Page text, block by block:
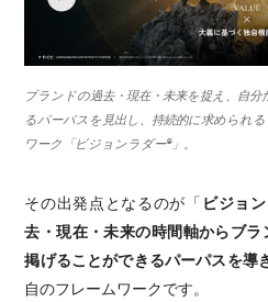
ブランドの過去・現在・未来を捉え、自
るパーパスを見出し、持続的に求められ
ワーク「ビジョンラダー®︎」。
その出発点となるのが「 ビジョ
去・現在・未来の時間軸からブ
掲げることができるパーパスを導
自のフレームワークです。